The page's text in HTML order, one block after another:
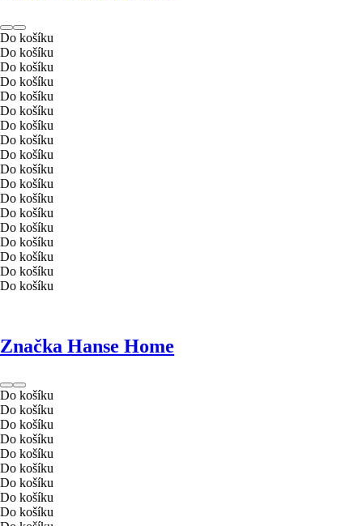
Do košíku
Do košíku
Do košíku
Do košíku
Do košíku
Do košíku
Do košíku
Do košíku
Do košíku
Do košíku
Do košíku
Do košíku
Do košíku
Do košíku
Do košíku
Do košíku
Do košíku
Do košíku
Značka Hanse Home
Do košíku
Do košíku
Do košíku
Do košíku
Do košíku
Do košíku
Do košíku
Do košíku
Do košíku